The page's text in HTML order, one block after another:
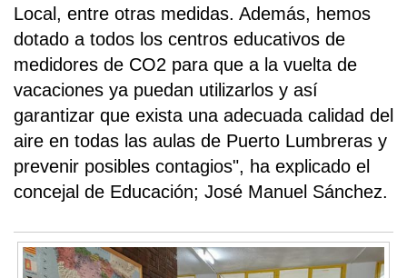
Local, entre otras medidas. Además, hemos
dotado a todos los centros educativos de
medidores de CO2 para que a la vuelta de
vacaciones ya puedan utilizarlos y así
garantizar que exista una adecuada calidad del
aire en todas las aulas de Puerto Lumbreras y
prevenir posibles contagios", ha explicado el
concejal de Educación; José Manuel Sánchez.